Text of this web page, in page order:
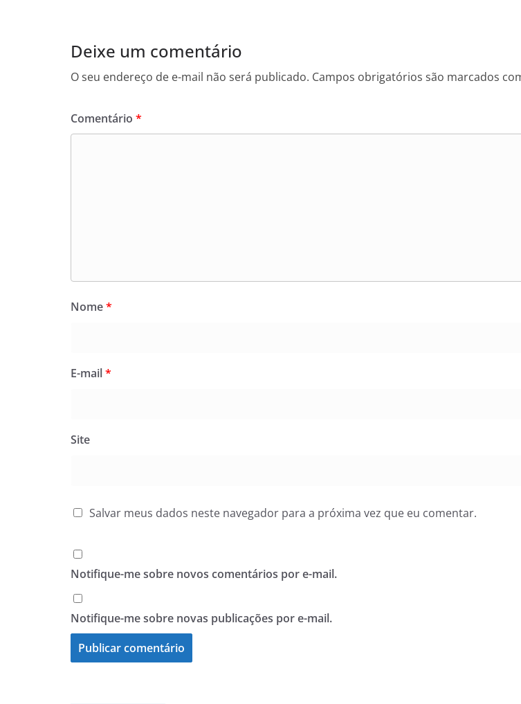
Deixe um comentário
O seu endereço de e-mail não será publicado. Campos obrigatórios são marcados
Comentário *
Nome*
E-mail*
Site
Salvar meus dados neste navegador para a próxima vez que eu comentar.
Notifique-me sobre novos comentários por e-mail.
Notifique-me sobre novas publicações por e-mail.